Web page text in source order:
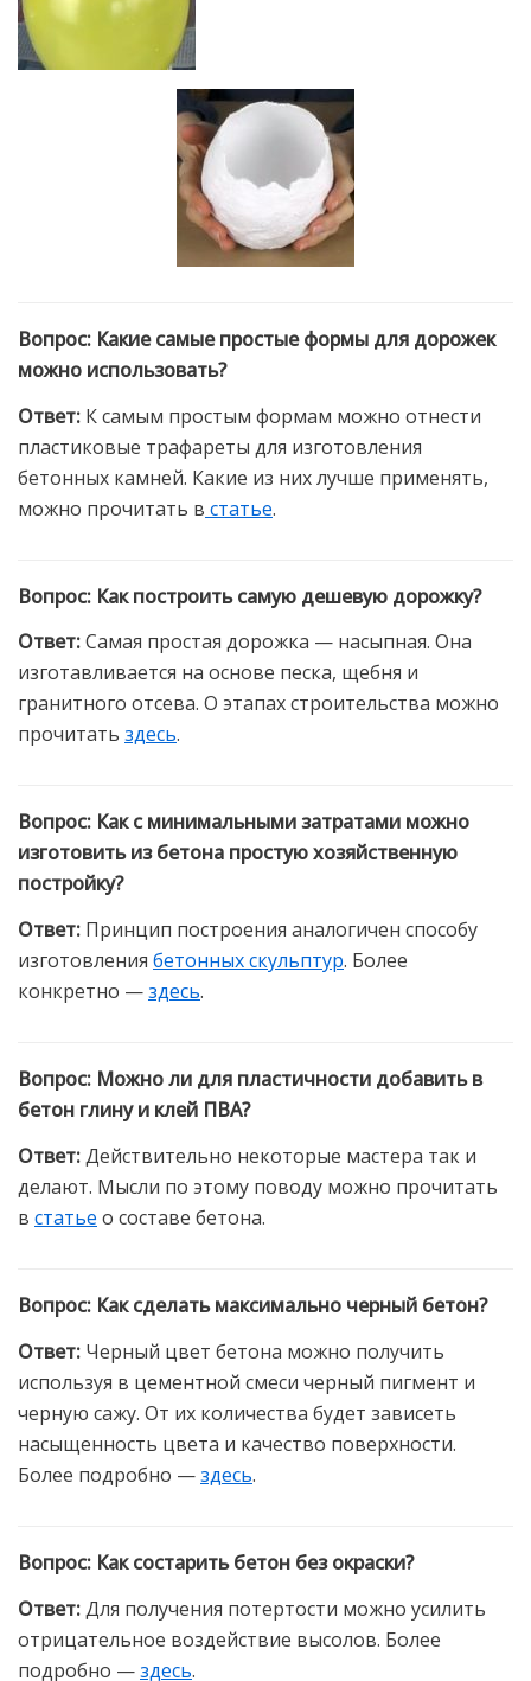
Вопрос: Какие самые простые формы для дорожек
можно использовать?
Ответ: К самым простым формам можно отнести
пластиковые трафареты для изготовления
бетонных камней. Какие из них лучше применять,
можно прочитать в статье.
Вопрос: Как построить самую дешевую дорожку?
Ответ:Самая простая дорожка — насыпная. Она
изготавливается на основе песка, щебня и
гранитного отсева. О этапах строительства можно
прочитать здесь.
Вопрос: Как с минимальными затратами можно
изготовить из бетона простую хозяйственную
постройку?
Ответ: Принцип построения аналогичен способу
изготовления бетонных скульптур. Более
конкретно —здесь.
Вопрос: Можно ли для пластичности добавить в
бетон глину и клей ПВА?
Ответ:Действительно некоторые мастера так и
делают. Мысли по этому поводу можно прочитать
в статье о составе бетона.
Вопрос: Как сделать максимально черный бетон?
Ответ: Черный цвет бетона можно получить
используя в цементной смеси черный пигмент и
черную сажу. От их количества будет зависеть
насыщенность цвета и качество поверхности.
Более подробно —здесь.
Вопрос: Как состарить бетон без окраски?
Ответ:Для получения потертости можно усилить
отрицательное воздействие высолов. Более
подробно —здесь.